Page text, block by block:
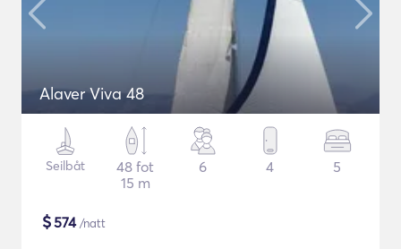
Alaver Viva 48
Seilbåt
48 fot
15 m
6 4 5
$574/natt